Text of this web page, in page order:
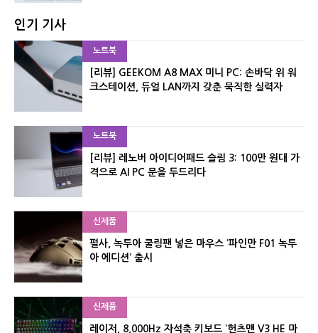
인기 기사
노트북
[리뷰] GEEKOM A8 MAX 미니 PC: 손바닥 위 워
크스테이션, 듀얼 LAN까지 갖춘 묵직한 실력자
노트북
[리뷰] 레노버 아이디어패드 슬림 3: 100만 원대 가
격으로 AI PC 문을 두드리다
신제품
펄사, 녹투아 쿨링팬 넣은 마우스 ‘파인만 F01 녹투
아 에디션’ 출시
신제품
레이저, 8,000Hz 자석축 키보드 ‘헌츠맨 V3 HE 마